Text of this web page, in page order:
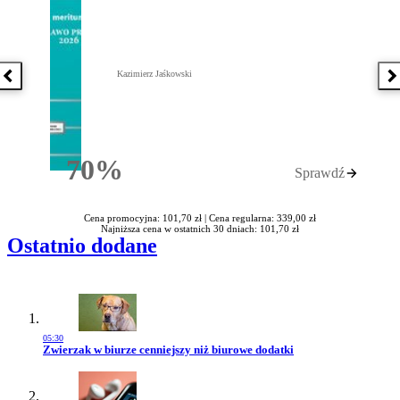
Poprzednia książka
70%Rabatu
Kazimierz Jaśkowski
Sprawdź
Cena promocyjna: 101,70 zł | Cena regularna: 339,00 zł
Najniższa cena w ostatnich 30 dniach: 101,70 zł
Ostatnio dodane
05:30
Przejdź do artykułu:
Zwierzak w biurze cenniejszy niż biurowe dodatki